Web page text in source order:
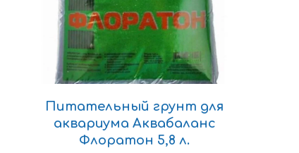
Питательный грунт для
аквариума Аквабаланс
Флоратон 5,8 л.